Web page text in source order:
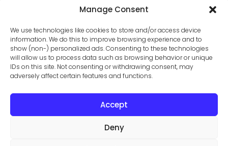
Manage Consent
We use technologies like cookies to store and/or access device
information. We do this to improve browsing experience and to
show (non-) personalized ads. Consenting to these technologies
will allow us to process data such as browsing behavior or unique
IDs on this site. Not consenting or withdrawing consent, may
adversely affect certain features and functions.
Accept
Deny